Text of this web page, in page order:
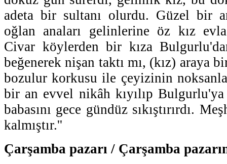
adeta bir sultanı olurdu. Güzel bir
oğlan anaları gelinlerine öz kız
Civar köylerden bir kıza
beğenerek nişan taktı mı, (kız) araya
bozulur korkusu ile çeyizinin
bir an evvel nikâh kıyılıp Bulgurlu'ya
babasını gece gündüz sıkıştırırdı.
kalmıştır.''
Çarşamba pazarı / Çarşamba